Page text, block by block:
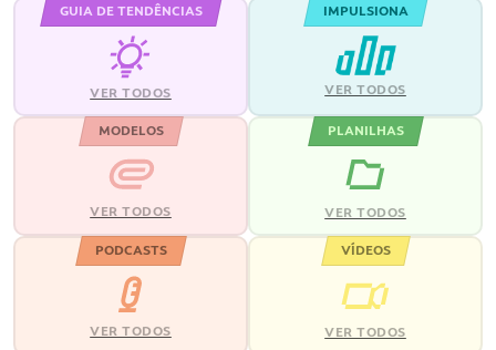
GUIA DE TENDÊNCIAS
VER TODOS
IMPULSIONA
VER TODOS
MODELOS
VER TODOS
PLANILHAS
VER TODOS
PODCASTS
VER TODOS
VÍDEOS
VER TODOS